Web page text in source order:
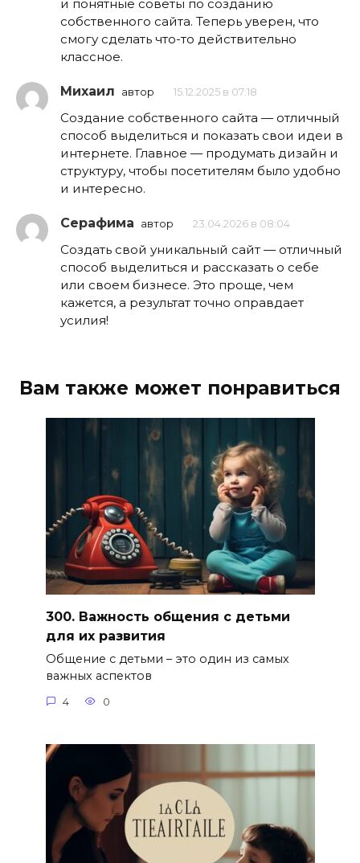
и понятные советы по созданию
собственного сайта. Теперь уверен, что
смогу сделать что-то действительно
классное.
Михаил автор 15.12.2025 в 07:18
Создание собственного сайта — отличный
способ выделиться и показать свои идеи в
интернете. Главное — продумать дизайн и
структуру, чтобы посетителям было удобно
и интересно.
Серафима автор 23.04.2026 в 08:04
Создать свой уникальный сайт — отличный
способ выделиться и рассказать о себе
или своем бизнесе. Это проще, чем
кажется, а результат точно оправдает
усилия!
Вам также может понравиться
300. Важность общения с детьми
для их развития
Общение с детьми – это один из самых
важных аспектов
4 0